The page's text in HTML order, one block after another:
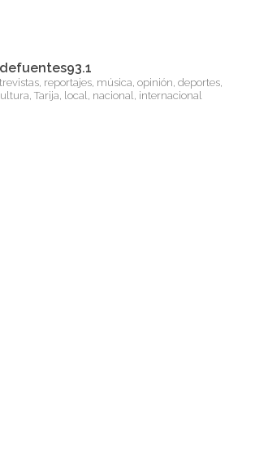
reportajes, música, opinión, deportes,
Tarija, local, nacional, internacional